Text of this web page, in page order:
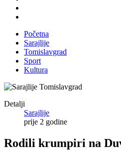
Početna
Sarajlije
Tomislavgrad
Sport
Kultura
Detalji
Sarajlije
prije 2 godine
Rodili krumpiri na